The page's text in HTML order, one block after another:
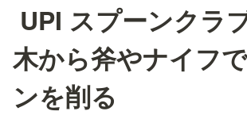
UPI スプーンクラ
木から斧やナイフ
ンを削る